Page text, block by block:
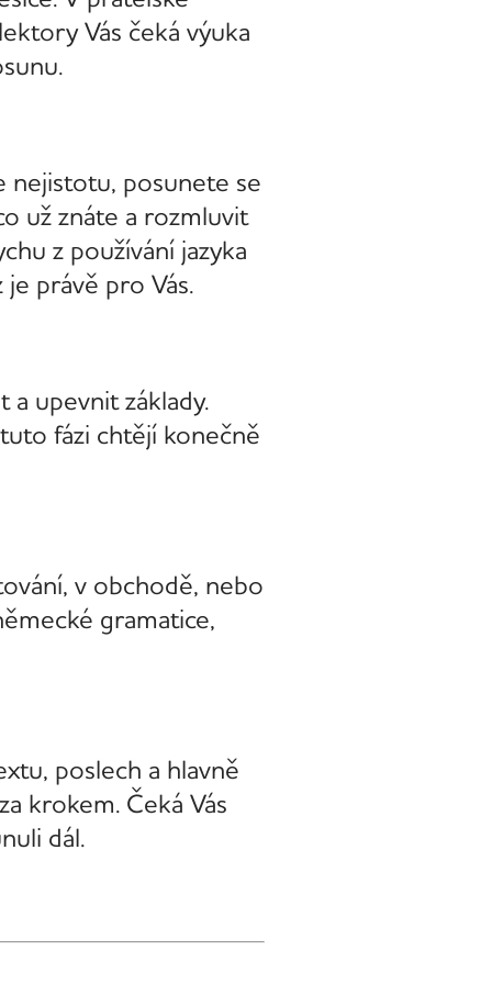
Vás čeká výuka
nejistotu, posunete se
už znáte a rozmluvit
z používání jazyka
právě pro Vás.
upevnit základy.
fázi chtějí konečně
v obchodě, nebo
gramatice,
poslech a hlavně
krokem. Čeká Vás
dál.